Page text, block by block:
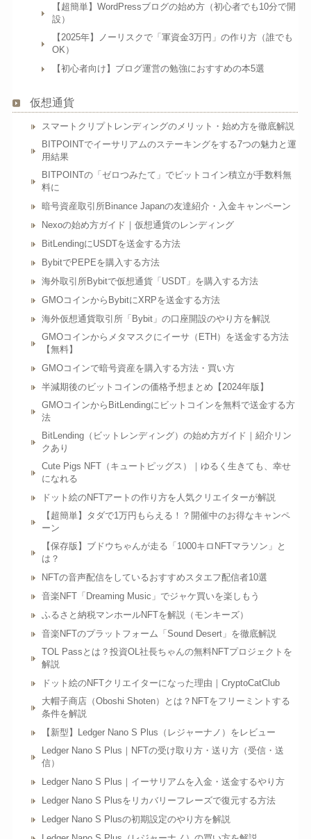
【超簡単】WordPressブログの始め方（初心者でも10分で開
設）
【2025年】ノーリスクで「軍資金3万円」の作り方（誰でも
OK）
【初心者向け】ブログ運営の勉強におすすめの本5選
仮想通貨
スマートクリプトレンディングのメリット・始め方を徹底解説
BITPOINTでイーサリアムのステーキングをする7つの魅力と運
用結果
BITPOINTの「ゼロつみたて」でビットコイン積立が手数料無
料に
暗号資産取引所Binance Japanの友達紹介・入金キャンペーン
Nexoの始め方ガイド｜仮想通貨のレンディング
BitLendingにUSDTを送金する方法
BybitでPEPEを購入する方法
海外取引所Bybitで仮想通貨「USDT」を購入する方法
GMOコインからBybitにXRPを送金する方法
海外仮想通貨取引所「Bybit」の口座開設のやり方を解説
GMOコインからメタマスクにイーサ（ETH）を送金する方法
【無料】
GMOコインで暗号資産を購入する方法・買い方
半減期後のビットコインの価格予想まとめ【2024年版】
GMOコインからBitLendingにビットコインを無料で送金する方
法
BitLending（ビットレンディング）の始め方ガイド｜紹介リン
クあり
Cute Pigs NFT（キュートピッグス）｜ゆるく生きても、幸せ
になれる
ドット絵のNFTアートの作り方を人気クリエイターが解説
【超簡単】タダで1万円もらえる！？開催中のお得なキャンペ
ーン
【保存版】ブドウちゃんが走る「1000キロNFTマラソン」と
は？
NFTの音声配信をしているおすすめスタエフ配信者10選
音楽NFT「Dreaming Music」でジャケ買いを楽しもう
ふるさと納税マンホールNFTを解説（モンキーズ）
音楽NFTのプラットフォーム「Sound Desert」を徹底解説
TOL Passとは？投資OL社長ちゃんの無料NFTプロジェクトを
解説
ドット絵のNFTクリエイターになった理由｜CryptoCatClub
大帽子商店（Oboshi Shoten）とは？NFTをフリーミントする
条件を解説
【新型】Ledger Nano S Plus（レジャーナノ）をレビュー
Ledger Nano S Plus｜NFTの受け取り方・送り方（受信・送
信）
Ledger Nano S Plus｜イーサリアムを入金・送金するやり方
Ledger Nano S Plusをリカバリーフレーズで復元する方法
Ledger Nano S Plusの初期設定のやり方を解説